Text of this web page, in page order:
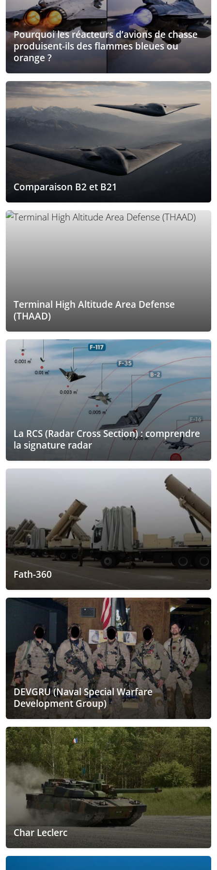
Pourquoi les réacteurs d’avions de chasse
produisent-ils des flammes bleues ou
orange ?
Comparaison B2 et B21
Terminal High Altitude Area Defense
(THAAD)
La RCS (Radar Cross Section) : comprendre
la signature radar
Fath-360
DEVGRU (Naval Special Warfare
Development Group)
Char Leclerc